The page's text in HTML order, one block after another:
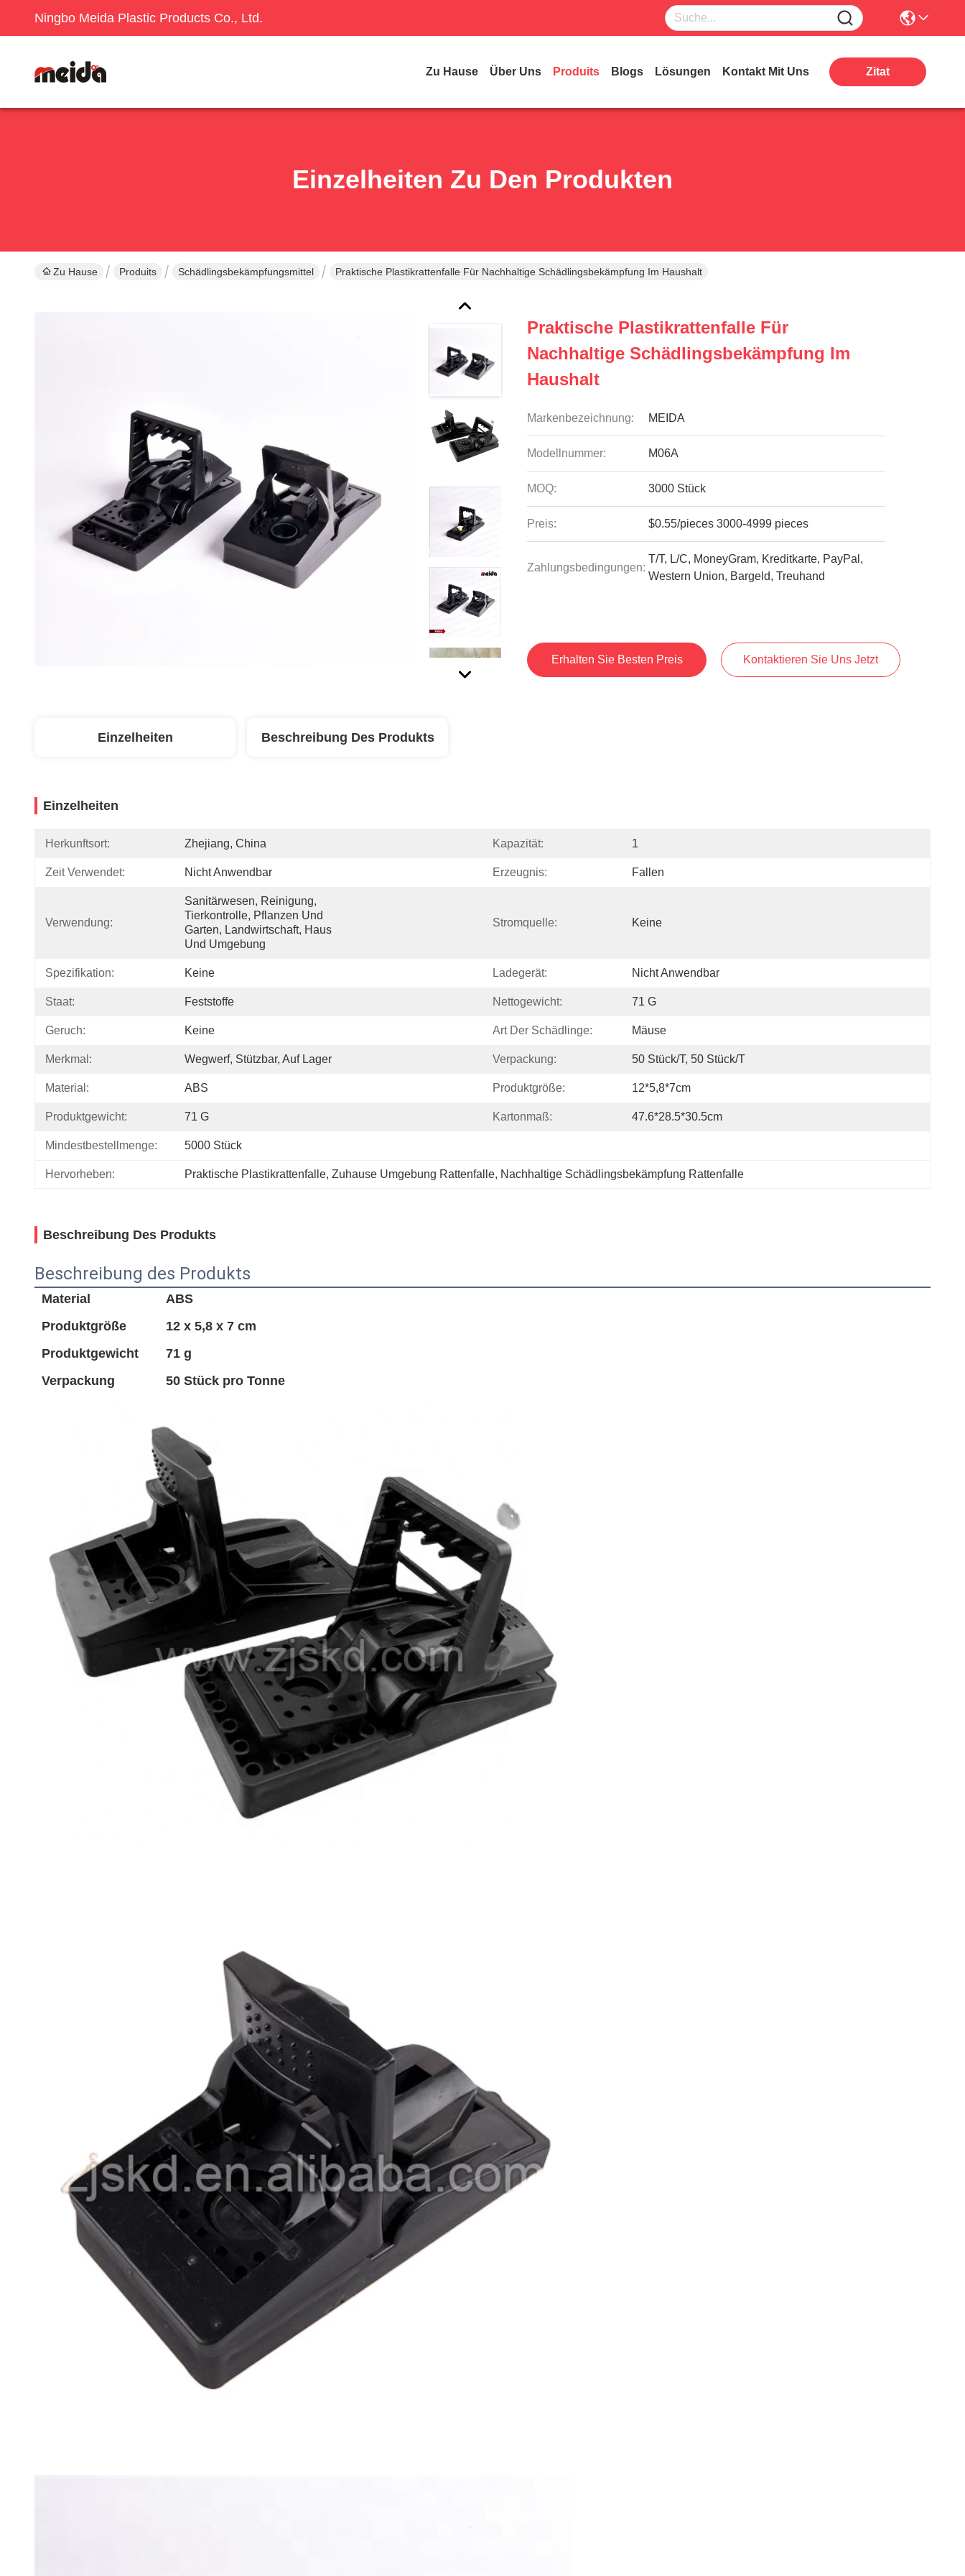
Ningbo Meida Plastic Products Co., Ltd.
Zu Hause Über Uns Produits Blogs Lösungen Kontakt Mit Uns Zitat
Einzelheiten Zu Den Produkten
Zu Hause Produits Schädlingsbekämpfungsmittel Praktische Plastikrattenfalle Für Nachhaltige Schädlingsbekämpfung Im Haushalt
Praktische Plastikrattenfalle Für
Nachhaltige Schädlingsbekämpfung Im
Haushalt
Markenbezeichnung: MEIDA
Modellnummer: M06A
MOQ: 3000 Stück
Preis: $0.55/pieces 3000-4999 pieces
Zahlungsbedingungen:
T/T, L/C, MoneyGram, Kreditkarte, PayPal,
Western Union, Bargeld, Treuhand
Erhalten Sie Besten Preis Kontaktieren Sie Uns Jetzt
Einzelheiten Beschreibung Des Produkts
Einzelheiten
Herkunftsort: Zhejiang, China Kapazität: 1
Zeit Verwendet: Nicht Anwendbar Erzeugnis: Fallen
Verwendung:
Sanitärwesen, Reinigung,
Tierkontrolle, Pflanzen Und
Garten, Landwirtschaft, Haus
Und Umgebung
Stromquelle: Keine
Spezifikation: Keine Ladegerät: Nicht Anwendbar
Staat: Feststoffe Nettogewicht: 71 G
Geruch: Keine Art Der Schädlinge: Mäuse
Merkmal: Wegwerf, Stützbar, Auf Lager Verpackung: 50 Stück/t, 50 Stück/t
Material: ABS Produktgröße: 12*5,8*7cm
Produktgewicht: 71 G Kartonmaß: 47.6*28.5*30.5cm
Mindestbestellmenge: 5000 Stück
Hervorheben: Praktische Plastikrattenfalle, Zuhause Umgebung Rattenfalle, Nachhaltige Schädlingsbekämpfung Rattenfalle
Beschreibung Des Produkts
Beschreibung des Produkts
Material
ABS
Produktgröße
12 x 5,8 x 7 cm
Produktgewicht
71 g
Verpackung
50 Stück pro Tonne